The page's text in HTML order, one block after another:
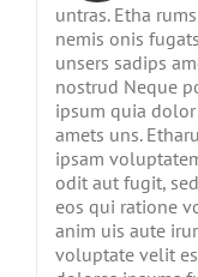
untras. Etha
nemis onis
unsers sadips
nostrud Neque
ipsum quia dolor
amets uns.
ipsam
odit aut fugit,
eos qui ratione
anim uis aute
voluptate velit